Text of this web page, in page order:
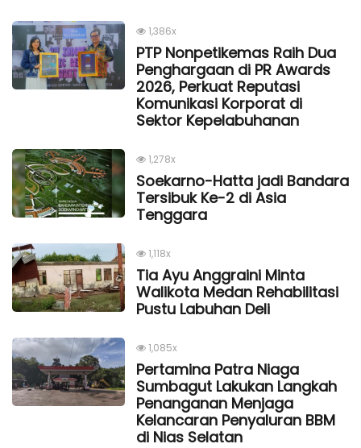
1,386x
PTP Nonpetikemas Raih Dua
Penghargaan di PR Awards
2026, Perkuat Reputasi
Komunikasi Korporat di
Sektor Kepelabuhanan
1,278x
Soekarno-Hatta jadi Bandara
Tersibuk Ke-2 di Asia
Tenggara
1,118x
Tia Ayu Anggraini Minta
Walikota Medan Rehabilitasi
Pustu Labuhan Deli
1,085x
Pertamina Patra Niaga
Sumbagut Lakukan Langkah
Penanganan Menjaga
Kelancaran Penyaluran BBM
di Nias Selatan